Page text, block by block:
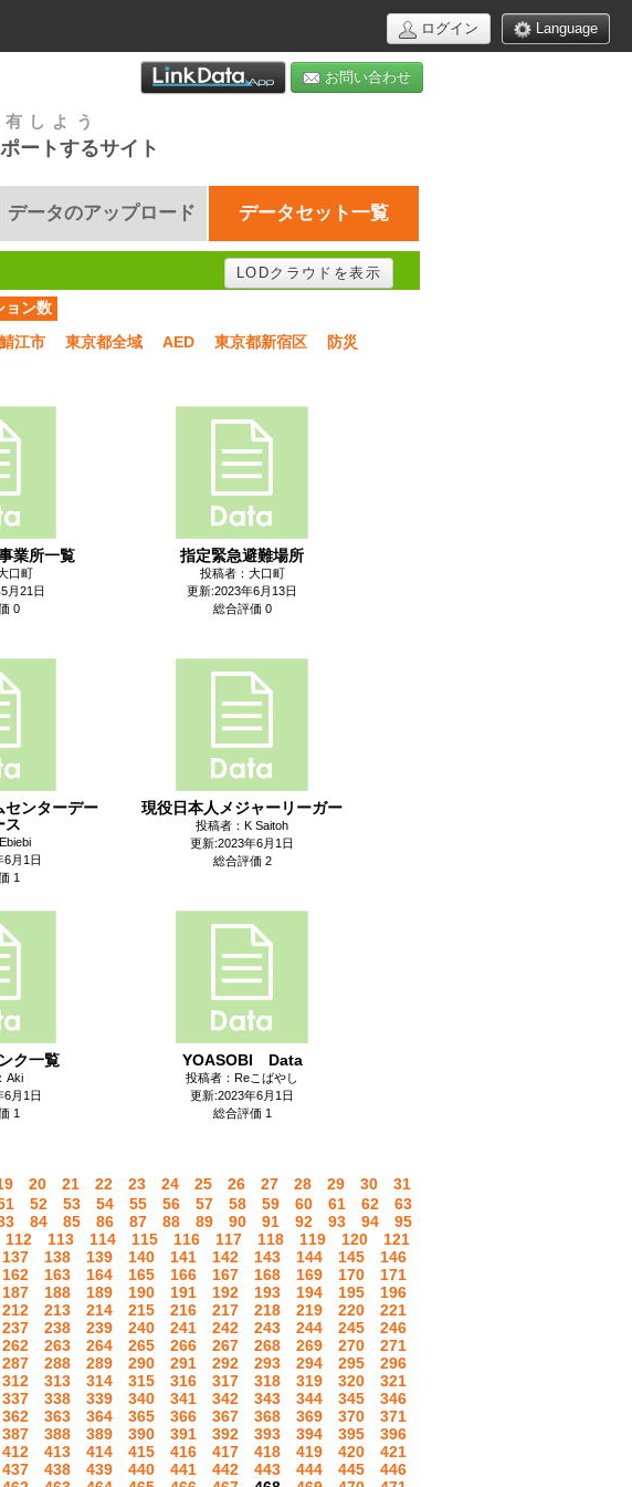
Language
ログイン
お問い合わせ
しよう
ートするサイト
データのアップロード データセット一覧
LODクラウドを表示
ョン数
江市 東京都全域 AED 東京都新宿区
防災
業所一覧
口町
月21日
0
指定緊急避難場所
投稿者：大口町
更新:2023年6月13日
総合評価 0
センターデー
ス
6月1日
1
現役日本人メジャーリーガー
投稿者：K Saitoh
更新:2023年6月1日
総合評価 2
ク一覧
Aki
6月1日
1
YOASOBI Data
投稿者：Reこばやし
更新:2023年6月1日
総合評価 1
20 21 22 23 24 25 26 27 28 29 30
31
52 53 54 55 56 57 58 59 60 61 62
63
84 85 86 87 88 89 90 91 92 93 94
95
112 113 114 115 116 117 118 119 120
121
137 138 139 140 141 142 143 144 145
146
162 163 164 165 166 167 168 169 170
171
187 188 189 190 191 192 193 194 195
196
212 213 214 215 216 217 218 219 220
221
237 238 239 240 241 242 243 244 245
246
262 263 264 265 266 267 268 269 270
271
287 288 289 290 291 292 293 294 295
296
312 313 314 315 316 317 318 319 320
321
337 338 339 340 341 342 343 344 345
346
362 363 364 365 366 367 368 369 370
371
387 388 389 390 391 392 393 394 395
396
412 413 414 415 416 417 418 419 420
421
437 438 439 440 441 442 443 444 445
446